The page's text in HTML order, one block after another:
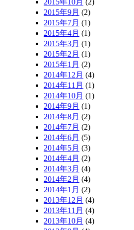
2015年10月 (2)
2015年9月 (2)
2015年7月 (1)
2015年4月 (1)
2015年3月 (1)
2015年2月 (1)
2015年1月 (2)
2014年12月 (4)
2014年11月 (1)
2014年10月 (1)
2014年9月 (1)
2014年8月 (2)
2014年7月 (2)
2014年6月 (5)
2014年5月 (3)
2014年4月 (2)
2014年3月 (4)
2014年2月 (4)
2014年1月 (2)
2013年12月 (4)
2013年11月 (4)
2013年10月 (4)